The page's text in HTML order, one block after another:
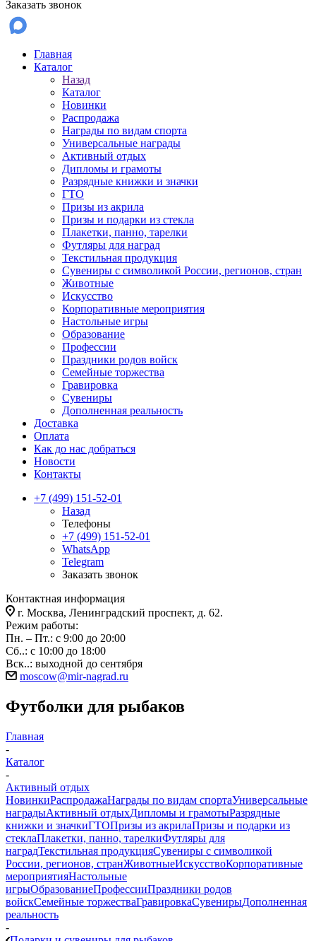
Заказать звонок
Главная
Каталог
Назад
Каталог
Новинки
Распродажа
Награды по видам спорта
Универсальные награды
Активный отдых
Дипломы и грамоты
Разрядные книжки и значки
ГТО
Призы из акрила
Призы и подарки из стекла
Плакетки, панно, тарелки
Футляры для наград
Текстильная продукция
Сувениры с символикой России, регионов, стран
Животные
Искусство
Корпоративные мероприятия
Настольные игры
Образование
Профессии
Праздники родов войск
Семейные торжества
Гравировка
Сувениры
Дополненная реальность
Доставка
Оплата
Как до нас добраться
Новости
Контакты
+7 (499) 151-52-01
Назад
Телефоны
+7 (499) 151-52-01
WhatsApp
Telegram
Заказать звонок
Контактная информация
г. Москва, Ленинградский проспект, д. 62.
Режим работы:
Пн. – Пт.: с 9:00 до 20:00
Сб..: с 10:00 до 18:00
Вск..: выходной до сентября
moscow@mir-nagrad.ru
Футболки для рыбаков
Главная
-
Каталог
-
Активный отдых
НовинкиРаспродажаНаграды по видам спортаУниверсальные
наградыАктивный отдыхДипломы и грамотыРазрядные
книжки и значкиГТОПризы из акрилаПризы и подарки из
стеклаПлакетки, панно, тарелкиФутляры для
наградТекстильная продукцияСувениры с символикой
России, регионов, странЖивотныеИскусствоКорпоративные
мероприятияНастольные
игрыОбразованиеПрофессииПраздники родов
войскСемейные торжестваГравировкаСувенирыДополненная
реальность
-